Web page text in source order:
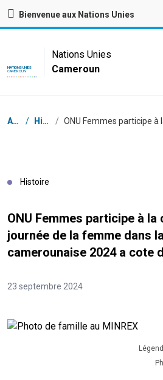
Passer au contenu principal
Bienvenue aux Nations Unies
NATIONS UNIES
CAMEROUN
Nations Unies
Cameroun
Fil d'Ariane
Accueil / Histoires /
Histoire
ONU Femmes participe à la
journée de la femme dans
camerounaise 2024 a cote
23 septembre 2024